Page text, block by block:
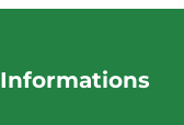
Informations